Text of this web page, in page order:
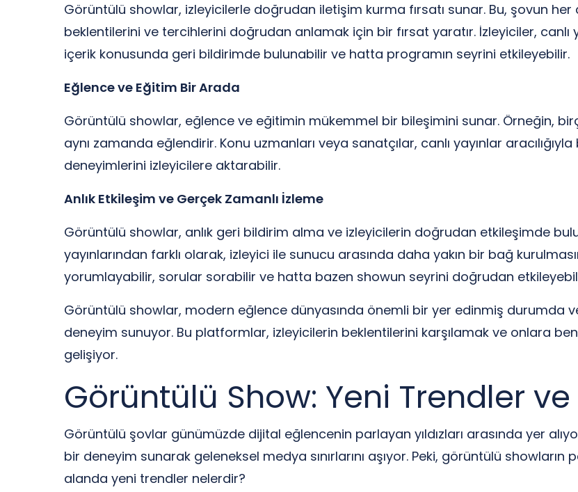
Görüntülü showlar, izleyicilerle doğrudan iletişim kurma fırsatı sunar. Bu, şovun her
beklentilerini ve tercihlerini doğrudan anlamak için bir fırsat yaratır. İzleyiciler,
içerik konusunda geri bildirimde bulunabilir ve hatta programın seyrini etkileyebilir.
Eğlence ve Eğitim Bir Arada
Görüntülü showlar, eğlence ve eğitimin mükemmel bir bileşimini sunar. Örneğin,
aynı zamanda eğlendirir. Konu uzmanları veya sanatçılar, canlı yayınlar
deneyimlerini izleyicilere aktarabilir.
Anlık Etkileşim ve Gerçek Zamanlı İzleme
Görüntülü showlar, anlık geri bildirim alma ve izleyicilerin doğrudan etkileşimde
yayınlarından farklı olarak, izleyici ile sunucu arasında daha yakın bir bağ
yorumlayabilir, sorular sorabilir ve hatta bazen showun seyrini doğrudan
Görüntülü showlar, modern eğlence dünyasında önemli bir yer edinmiş durumda
deneyim sunuyor. Bu platformlar, izleyicilerin beklentilerini karşılamak ve onlara
gelişiyor.
Görüntülü Show: Yeni Trendler ve
Görüntülü şovlar günümüzde dijital eğlencenin parlayan yıldızları arasında yer
bir deneyim sunarak geleneksel medya sınırlarını aşıyor. Peki, görüntülü
alanda yeni trendler nelerdir?